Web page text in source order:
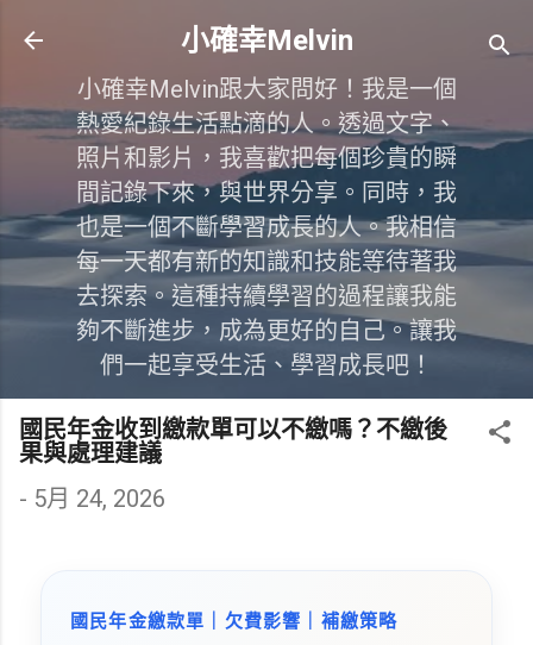
跳到主要內容
小確幸Melvin
小確幸Melvin跟大家問好！我是一個
熱愛紀錄生活點滴的人。透過文字、
照片和影片，我喜歡把每個珍貴的瞬
間記錄下來，與世界分享。同時，我
也是一個不斷學習成長的人。我相信
每一天都有新的知識和技能等待著我
去探索。這種持續學習的過程讓我能
夠不斷進步，成為更好的自己。讓我
們一起享受生活、學習成長吧！
國民年金收到繳款單可以不繳嗎？不繳後
果與處理建議
- 5月 24, 2026
國民年金繳款單｜欠費影響｜補繳策略